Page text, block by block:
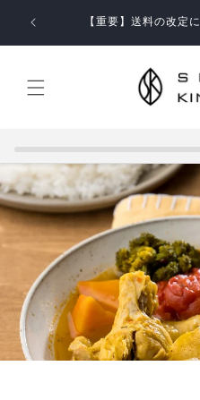
ンツに【お知らせ】お盆期間中の商
対応につき